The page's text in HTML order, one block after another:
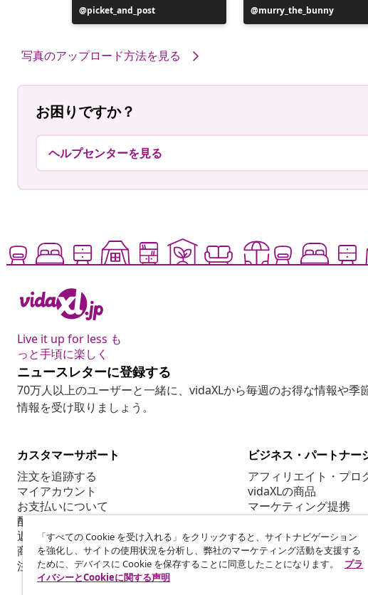
投
稿
picket_and_post
投
稿
murry_the_bunny
写真のアップロード方法を見る
お困りですか？
ヘルプセンターを見る
Live it up for less も
っと手頃に楽しく
ニュースレターに登録する
70万人以上のユーザーと一緒に、vidaXLから毎週のお得な情報や季
情報を受け取りましょう。
カスタマーサポート
注文を追跡する
マイアカウント
お支払いについて
配送について
返品について
商品情報
注文について
ビジネス・パートナー
アフィリエイト・プロ
vidaXLの商品
マーケティング提携
「すべての Cookie を受け入れる」をクリックすると、サイトナビゲーション
を強化し、サイトの使用状況を分析し、弊社のマーケティング活動を支援する
ために、デバイスに Cookie を保存することに同意したことになります。
プラ
イバシーとCookieに関する声明